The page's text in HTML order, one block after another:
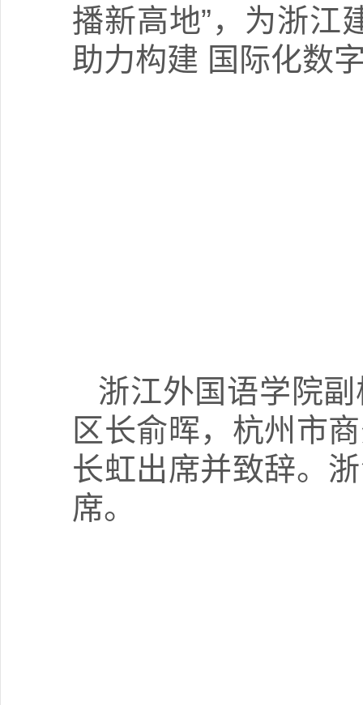
播新高地”，为浙江
助力构建 国际化数
浙江外国语学院
区长俞晖，杭州市
长虹出席并致辞。
席。